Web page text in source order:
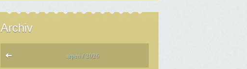
Archiv
srpen / 2026